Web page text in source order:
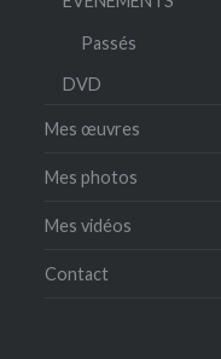
Passés
DVD
Mes œuvres
Mes photos
Mes vidéos
Contact